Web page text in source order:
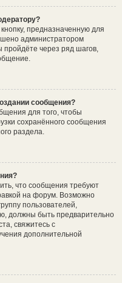
предназначенную для
администратором
пройдёте через ряд шагов,
сообщения?
для того, чтобы
сохранённого сообщения
раздела.
что сообщения требуют
на форум. Возможно
пользователей,
должны быть предварительно
свяжитесь с
дополнительной